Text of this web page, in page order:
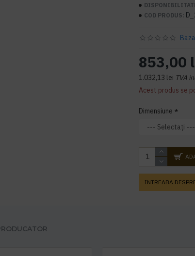
COD PRODUS:
853,00
1.032,13 lei TVA
Acest produs se
Dimensiune
INTREABA